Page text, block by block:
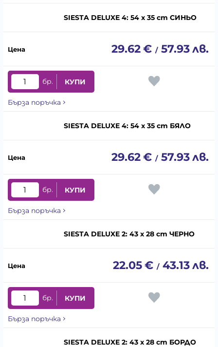
SIESTA DELUXE 4: 54 x 35 cm СИНЬО
29.62€ / 57.93лв.
бр. КУПИ
Бърза поръчка
SIESTA DELUXE 4: 54 x 35 cm БЯЛО
29.62€ / 57.93лв.
бр. КУПИ
Бърза поръчка
SIESTA DELUXE 2: 43 x 28 cm ЧЕРНО
22.05€ / 43.13лв.
бр. КУПИ
Бърза поръчка
SIESTA DELUXE 2: 43 x 28 cm БОРДО